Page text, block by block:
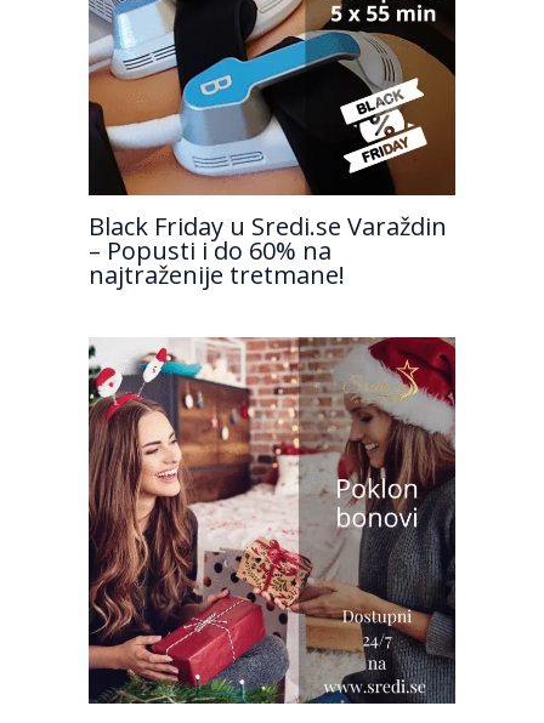
Black Friday u Sredi.se Varaždin
– Popusti i do 60% na
najtraženije tretmane!